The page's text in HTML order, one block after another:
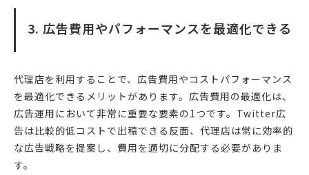
3. 広告費用やパフォーマンスを最適化できる
代理店を利用することで、広告費用やコストパフォーマンス
を最適化できるメリットがあります。広告費用の最適化は、
広告運用において非常に重要な要素の1つです。Twitter広
告は比較的低コストで出稿できる反面、代理店は常に効率的
な広告戦略を提案し、費用を適切に分配する必要がありま
す。